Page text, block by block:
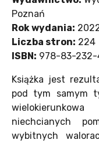
Poznań
Rok wydania:
Liczba stron: 224
ISBN: 978-83-
Książka jest
pod tym samym
niechcianych
wybitnych